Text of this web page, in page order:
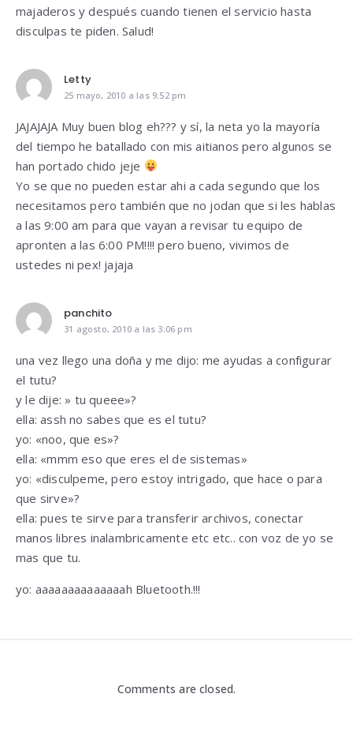
majaderos y después cuando tienen el servicio hasta
disculpas te piden. Salud!
Letty
25 mayo, 2010 a las 9:52 pm
JAJAJAJA Muy buen blog eh??? y sí, la neta yo la mayoría
del tiempo he batallado con mis aitianos pero algunos se
han portado chido jeje
Yo se que no pueden estar ahi a cada segundo que los
necesitamos pero también que no jodan que si les hablas
a las 9:00 am para que vayan a revisar tu equipo de
apronten a las 6:00 PM!!!! pero bueno, vivimos de
ustedes ni pex! jajaja
panchito
31 agosto, 2010 a las 3:06 pm
una vez llego una doña y me dijo: me ayudas a configurar
el tutu?
y le dije: » tu queee»?
ella: assh no sabes que es el tutu?
yo: «noo, que es»?
ella: «mmm eso que eres el de sistemas»
yo: «disculpeme, pero estoy intrigado, que hace o para
que sirve»?
ella: pues te sirve para transferir archivos, conectar
manos libres inalambricamente etc etc.. con voz de yo se
mas que tu.
yo: aaaaaaaaaaaaaah Bluetooth.!!!
Comments are closed.